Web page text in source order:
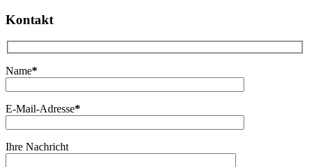
Kontakt
Name*
E-Mail-Adresse*
Ihre Nachricht